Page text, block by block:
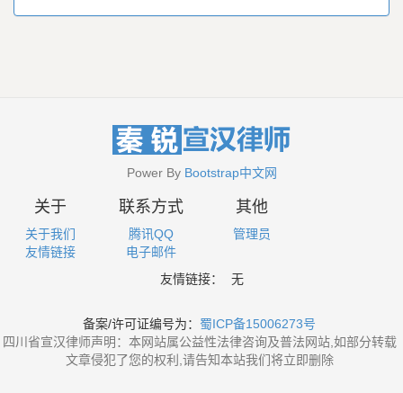
Power By Bootstrap中文网
关于
关于我们
友情链接
联系方式
腾讯QQ
电子邮件
其他
管理员
友情链接： 无
备案/许可证编号为： 蜀ICP备15006273号
四川省宣汉律师声明：本网站属公益性法律咨询及普法网站,如部分转载
文章侵犯了您的权利,请告知本站我们将立即删除